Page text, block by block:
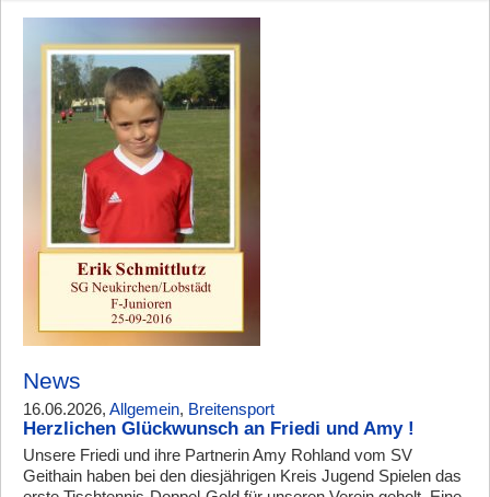
News
16.06.2026, Allgemein, Breitensport
Herzlichen Glückwunsch an Friedi und Amy !
Unsere Friedi und ihre Partnerin Amy Rohland vom SV
Geithain haben bei den diesjährigen Kreis Jugend Spielen das